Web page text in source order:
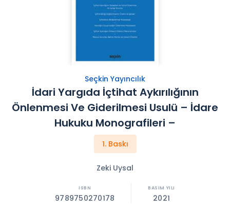
Seçkin Yayıncılık
İdari Yargıda İçtihat Aykırılığının
Önlenmesi Ve Giderilmesi Usulü – İdare
Hukuku Monografileri –
1. Baskı
Zeki Uysal
9789750270178 2021